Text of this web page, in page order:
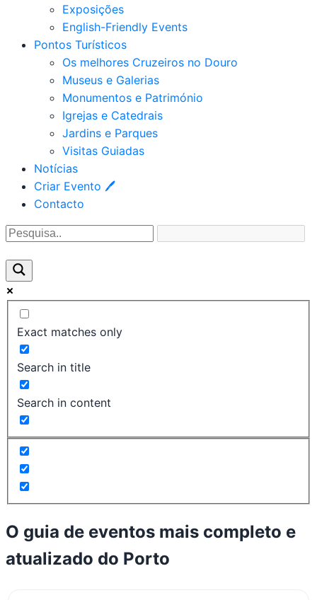
Exposições
English-Friendly Events
Pontos Turísticos
Os melhores Cruzeiros no Douro​
Museus e Galerias
Monumentos e Património
Igrejas e Catedrais
Jardins e Parques
Visitas Guiadas
Notícias
Criar Evento 🖊
Contacto
Exact matches only
Search in title
Search in content
O guia de eventos mais completo e
atualizado do Porto